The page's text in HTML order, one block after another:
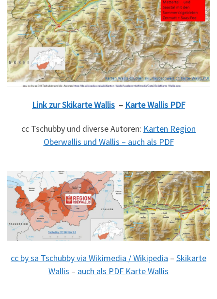
Link zurSkikarte Wallis – Karte Wallis PDF
cc Tschubby und diverse Autoren: Karten Region
Oberwallis und Wallis – auch als PDF
cc by sa Tschubby via Wikimedia / Wikipedia – Skikarte
Wallis – auch als PDF Karte Wallis